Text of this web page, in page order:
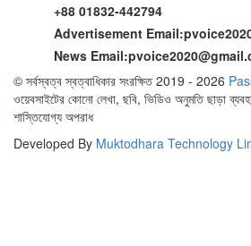
+88 01832-442794
Advertisement Email:
News Email:
© সর্বস্বত্ব স্বত্বাধিকার সংরক্ষিত 2019 - 2026
ওয়েবসাইটের কোনো লেখা, ছবি, ভিডিও অনুমতি ছাড়া
শাস্তিযোগ্য অপরাধ
Developed By Muktodhara Technology